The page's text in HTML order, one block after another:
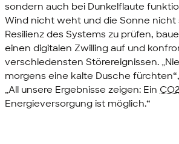
sondern auch bei Dunkelflaute
Wind nicht weht und die Sonne nicht
Resilienz des Systems zu prüfen,
einen digitalen Zwilling auf und
verschiedensten Störereignissen.
morgens eine kalte Dusche
„All unsere Ergebnisse zeigen: Ein CO2
Energieversorgung ist möglich.“